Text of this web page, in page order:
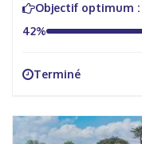
Objectif optimum :
42%
Terminé